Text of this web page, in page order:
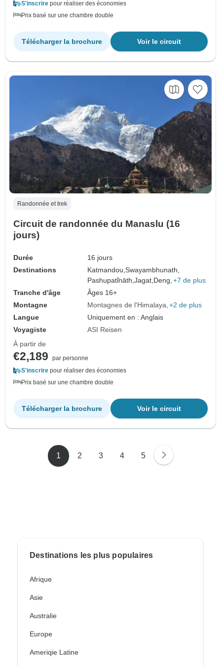
S'inscrire pour réaliser des économies
Prix basé sur une chambre double
Voir le circuit
Télécharger la brochure
Randonnée et trek
Circuit de randonnée du Manaslu (16
jours)
Durée
16 jours
Destinations
Katmandou,Swayambhunath,
Pashupati̇̄nāth,Jagat,Deng, +7 de plus
Tranche d'âge
Âges 16+
Montagne
Montagnes de l'Himalaya +2 de plus
Langue
Uniquement en : Anglais
Voyagiste
ASI Reisen
À partir de
€2,189
par personne
S'inscrire pour réaliser des économies
Prix basé sur une chambre double
Voir le circuit
Télécharger la brochure
1 2 3 4 5
Destinations les plus populaires
Afrique
Asie
Australie
Europe
Ameriqie Latine